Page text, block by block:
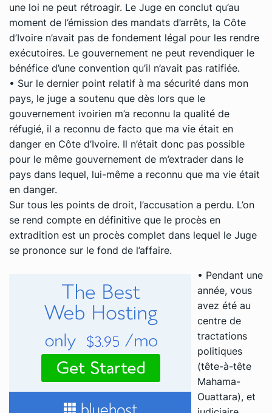
une loi ne peut rétroagir. Le Juge en conclut qu’au
moment de l’émission des mandats d’arrêts, la Côte
d’Ivoire n’avait pas de fondement légal pour les rendre
exécutoires. Le gouvernement ne peut revendiquer le
bénéfice d’une convention qu’il n’avait pas ratifiée.
• Sur le dernier point relatif à ma sécurité dans mon
pays, le juge a soutenu que dès lors que le
gouvernement ivoirien m’a reconnu la qualité de
réfugié, il a reconnu de facto que ma vie était en
danger en Côte d’Ivoire. Il n’était donc pas possible
pour le même gouvernement de m’extrader dans le
pays dans lequel, lui-même a reconnu que ma vie était
en danger.
Sur tous les points de droit, l’accusation a perdu. L’on
se rend compte en définitive que le procès en
extradition est un procès complet dans lequel le Juge
se prononce sur le fond de l’affaire.
• Pendant une
année, vous
avez été au
centre de
tractations
politiques
(tête-à-tête
Mahama-
Ouattara), et